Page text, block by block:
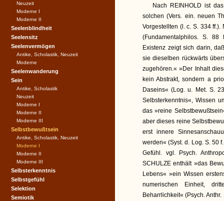
Nach REINHOLD ist
solchen (Vers. ein. neuen
Vorgestellten (l. c. S. 334
(Fundamentalphilos. S. 88
Existenz zeigt sich darin,
sie dieselben rückwärts
zugehören.« »Der Inhalt
kein Abstrakt, sondern a
Daseins« (Log. u. Met. S.
Selbsterkenntnis«, Wissen
das »reine
aber dieses reine
erst innere
werden« (Syst. d. Log. S. 50
Gefühl. vgl. Psych.
SCHULZE enthält »das
Lebens« »ein Wissen
numerischen Einheit,
Beharrlichkeit« (Psych.
Neuzeit
Moderne I
Moderne II
Seelenblindheit
Seelensitz
Seelenvermögen
Antike, Scholastik, Neuzeit
Moderne
Seelenwanderung
Sein
Antike, Scholastik
Neuzeit
Moderne I
Moderne II
Moderne III
Selbstbewußtsein
Antike, Scholastik, Neuzeit
Moderne I
Moderne II
Moderne III
Selbsterkenntnis
Selbstgefühl
Selektion
Semiotik